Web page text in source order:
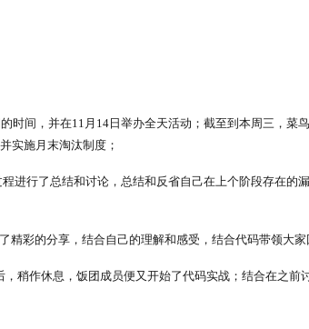
时间，并在11月14日举办全天活动；截至到本周三，菜
实施月末淘汰制度；
进行了总结和讨论，总结和反省自己在上个阶段存在的
精彩的分享，结合自己的理解和感受，结合代码带领大
稍作休息，饭团成员便又开始了代码实战；结合在之前